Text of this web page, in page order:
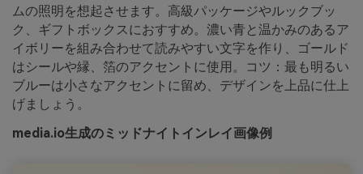
ムの照明を想起させます。高級パッケージやルックブッ
ク、ギフトボックスにおすすめ。濃い青と温かみのあるア
イボリーを組み合わせて読みやすい文字を作り、ゴールド
はシールや縁、箔のアクセントに使用。コツ：最も明るい
ブルーは小さなアクセントに留め、デザインを上品に仕上
げましょう。
media.io生成のミッドナイトインレイ画像例